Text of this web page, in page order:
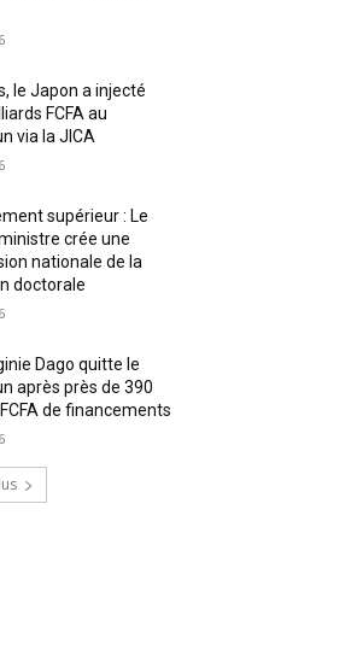
le Japon a injecté
FCFA au
via la JICA
supérieur : Le
crée une
nationale de la
doctorale
Dago quitte le
après près de 390
de financements